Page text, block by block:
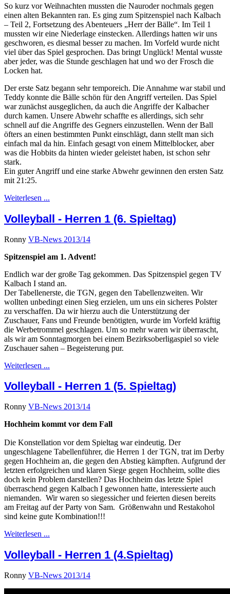
So kurz vor Weihnachten mussten die Nauroder nochmals gegen
einen alten Bekannten ran. Es ging zum Spitzenspiel nach Kalbach
– Teil 2, Fortsetzung des Abenteuers „Herr der Bälle“. Im Teil 1
mussten wir eine Niederlage einstecken. Allerdings hatten wir uns
geschworen, es diesmal besser zu machen. Im Vorfeld wurde nicht
viel über das Spiel gesprochen. Das bringt Unglück! Mental wusste
aber jeder, was die Stunde geschlagen hat und wo der Frosch die
Locken hat.
Der erste Satz begann sehr temporeich. Die Annahme war stabil und
Teddy konnte die Bälle schön für den Angriff verteilen. Das Spiel
war zunächst ausgeglichen, da auch die Angriffe der Kalbacher
durch kamen. Unsere Abwehr schaffte es allerdings, sich sehr
schnell auf die Angriffe des Gegners einzustellen. Wenn der Ball
öfters an einen bestimmten Punkt einschlägt, dann stellt man sich
einfach mal da hin. Einfach gesagt von einem Mittelblocker, aber
was die Hobbits da hinten wieder geleistet haben, ist schon sehr
stark.
Ein guter Angriff und eine starke Abwehr gewinnen den ersten Satz
mit 21:25.
Weiterlesen ...
Volleyball - Herren 1 (6. Spieltag)
Ronny VB-News 2013/14
Spitzenspiel am 1. Advent!
Endlich war der große Tag gekommen. Das Spitzenspiel gegen TV
Kalbach I stand an.
Der Tabellenerste, die TGN, gegen den Tabellenzweiten. Wir
wollten unbedingt einen Sieg erzielen, um uns ein sicheres Polster
zu verschaffen. Da wir hierzu auch die Unterstützung der
Zuschauer, Fans und Freunde benötigten, wurde im Vorfeld kräftig
die Werbetrommel geschlagen. Um so mehr waren wir überrascht,
als wir am Sonntagmorgen bei einem Bezirksoberligaspiel so viele
Zuschauer sahen – Begeisterung pur.
Weiterlesen ...
Volleyball - Herren 1 (5. Spieltag)
Ronny VB-News 2013/14
Hochheim kommt vor dem Fall
Die Konstellation vor dem Spieltag war eindeutig. Der
ungeschlagene Tabellenführer, die Herren 1 der TGN, trat im Derby
gegen Hochheim an, die gegen den Abstieg kämpften. Aufgrund der
letzten erfolgreichen und klaren Siege gegen Hochheim, sollte dies
doch kein Problem darstellen? Das Hochheim das letzte Spiel
überraschend gegen Kalbach I gewonnen hatte, interessierte auch
niemanden. Wir waren so siegessicher und feierten diesen bereits
am Freitag auf der Party von Sam. Größenwahn und Restakohol
sind keine gute Kombination!!!
Weiterlesen ...
Volleyball - Herren 1 (4.Spieltag)
Ronny VB-News 2013/14